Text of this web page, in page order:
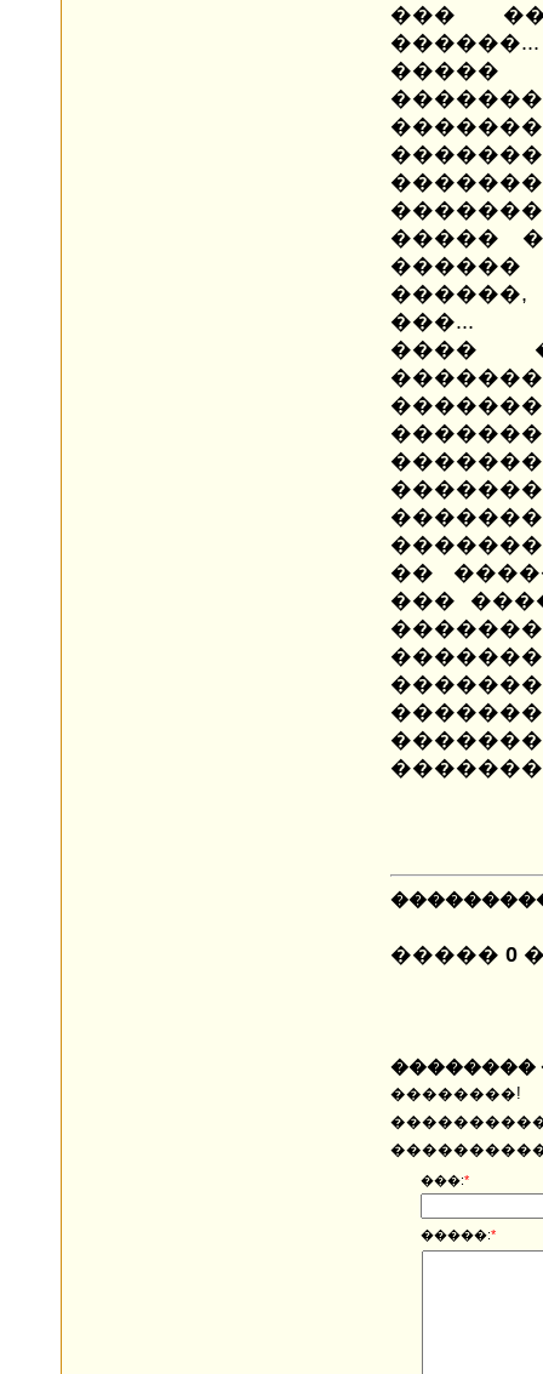
���
�����
�����
���...
����
��
���
����� 0
��������
���:*
�����:*